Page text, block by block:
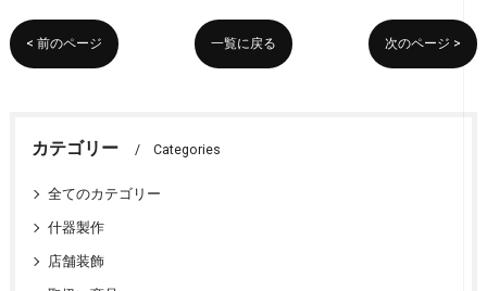
< 前のページ 一覧に戻る 次のページ >
カテゴリー Categories
全てのカテゴリー
什器製作
店舗装飾